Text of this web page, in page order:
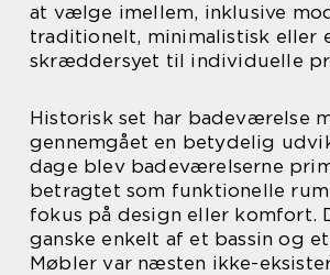
at vælge imellem, inklusive
traditionelt, minimalistisk eller
skræddersyet til individuelle
Historisk set har badeværelse
gennemgået en betydelig
dage blev badeværelserne
betragtet som funktionelle
fokus på design eller komfort.
ganske enkelt af et bassin og
Møbler var næsten ikke-